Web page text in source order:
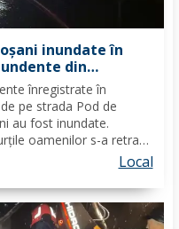
inundate în
din
înregistrate în
pe strada Pod de
au fost inundate.
oamenilor s-a retras
apei, pompierii militari
au...
Local